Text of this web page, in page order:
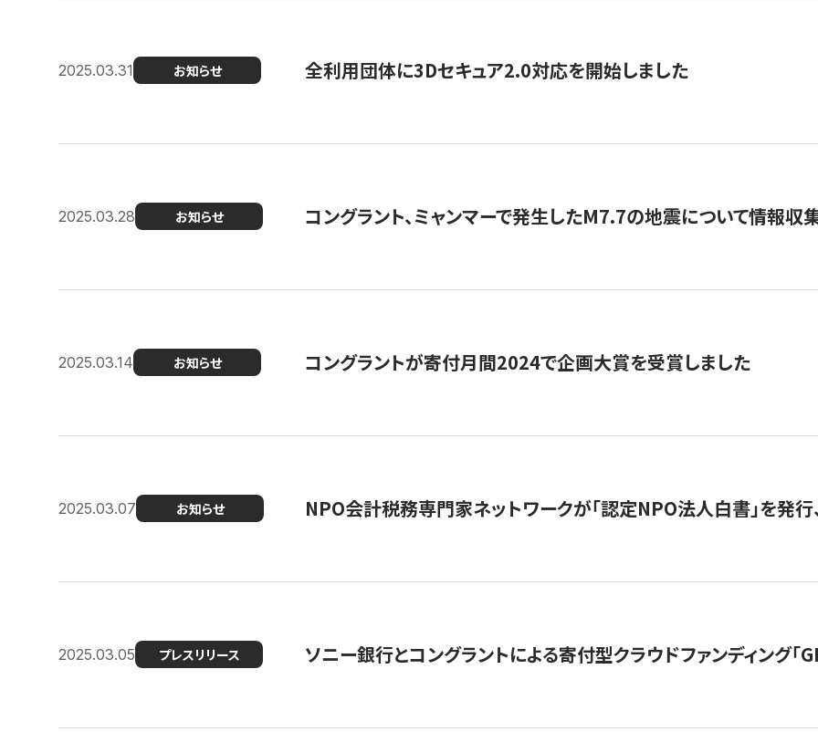
2025.03.31 お知らせ 全利用団体に3Dセキュア2.0対応を開始しました
2025.03.28 お知らせ コングラント、ミャンマーで発生したM7.7の地震について情報収
2025.03.14 お知らせ コングラントが寄付月間2024で企画大賞を受賞しました
2025.03.07 お知らせ NPO会計税務専門家ネットワークが「認定NPO法人白書」を発
2025.03.05 プレスリリース ソニー銀行とコングラントによる寄付型クラウドファンディング